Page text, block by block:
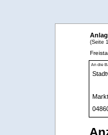
(Seite
An die